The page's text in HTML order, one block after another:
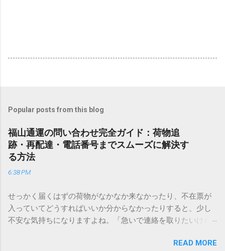
Popular posts from this blog
福山通運の問い合わせ完全ガイド：荷物追
跡・再配達・電話番号までスムーズに解決す
る方法
6:38 PM
せっかく届くはずの荷物がなかなか来なかったり、不在票が
入っていてどうすればいいか分からなかったりすると、少し
不安な気持ちになりますよね。「急いで連絡を取りたいけれ
きできる？」といった疑問を抱える方も多いはずです。 福山
READ MORE